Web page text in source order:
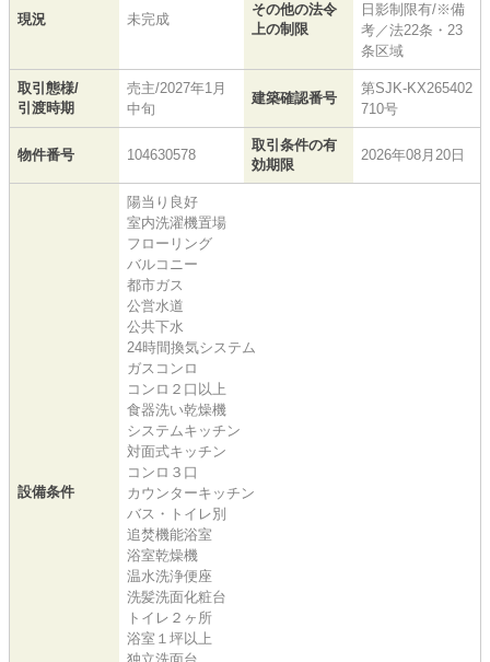
現況 未完成
その他の法令
上の制限
日影制限有/※備
考／法22条・23
条区域
取引態様/
引渡時期
売主/2027年1月
中旬
建築確認番号
第SJK-KX265402
710号
物件番号 104630578
取引条件の有
効期限
2026年08月20日
設備条件
陽当り良好
室内洗濯機置場
フローリング
バルコニー
都市ガス
公営水道
公共下水
24時間換気システム
ガスコンロ
コンロ２口以上
食器洗い乾燥機
システムキッチン
対面式キッチン
コンロ３口
カウンターキッチン
バス・トイレ別
追焚機能浴室
浴室乾燥機
温水洗浄便座
洗髪洗面化粧台
トイレ２ヶ所
浴室１坪以上